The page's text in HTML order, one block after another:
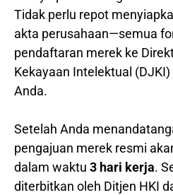
Tidak perlu repot
akta perusahaan—semua
pendaftaran merek ke
Kekayaan Intelektual
Anda.
Setelah Anda
pengajuan merek resmi
dalam waktu 3 hari kerja.
diterbitkan oleh Ditjen HKI